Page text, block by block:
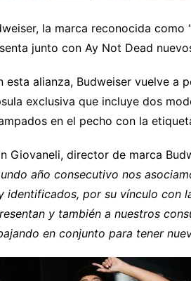
la marca reconocida como
junto con Ay Not Dead
esta alianza, Budweiser vuelve a
exclusiva que incluye dos
en el pecho con la
Giovaneli, director de marca
año consecutivo nos
identificados, por su vínculo con
y también a nuestros
en conjunto para tener